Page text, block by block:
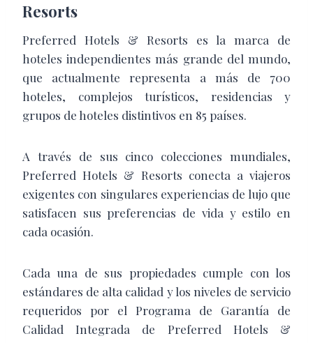
Resorts
Preferred Hotels & Resorts es la marca de
hoteles independientes más grande del mundo,
que actualmente representa a más de 700
hoteles, complejos turísticos, residencias y
grupos de hoteles distintivos en 85 países.
A través de sus cinco colecciones mundiales,
Preferred Hotels & Resorts conecta a viajeros
exigentes con singulares experiencias de lujo que
satisfacen sus preferencias de vida y estilo en
cada ocasión.
Cada una de sus propiedades cumple con los
estándares de alta calidad y los niveles de servicio
requeridos por el Programa de Garantía de
Calidad Integrada de Preferred Hotels &